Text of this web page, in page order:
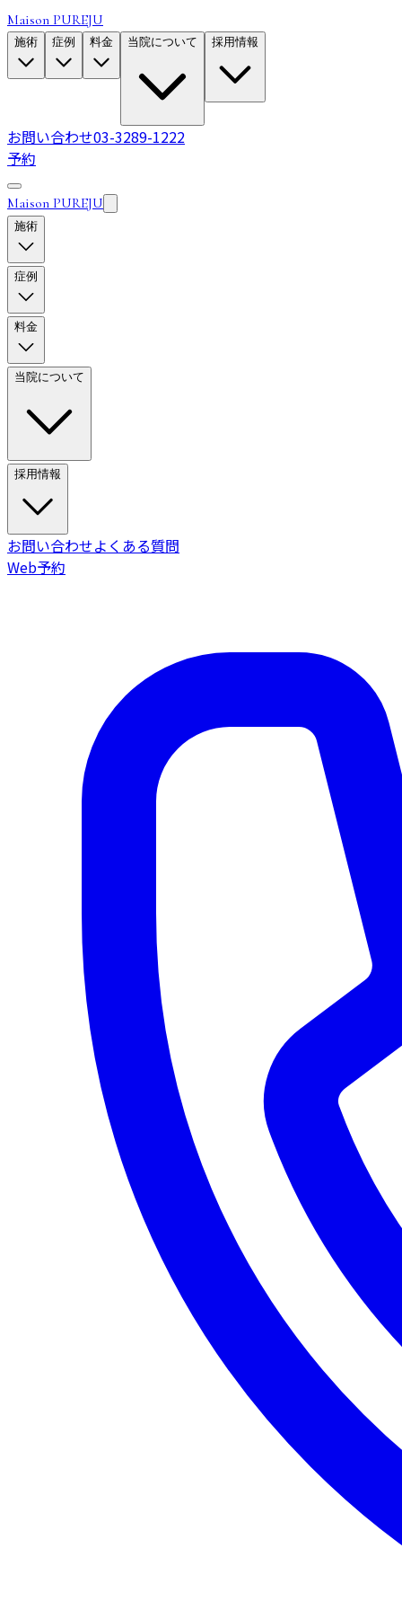
Maison PUREJU
施術 症例 料金 当院について 採用情報
お問い合わせ03-3289-1222
予約
Maison PUREJU
施術
症例
料金
当院について
採用情報
お問い合わせよくある質問
Web予約